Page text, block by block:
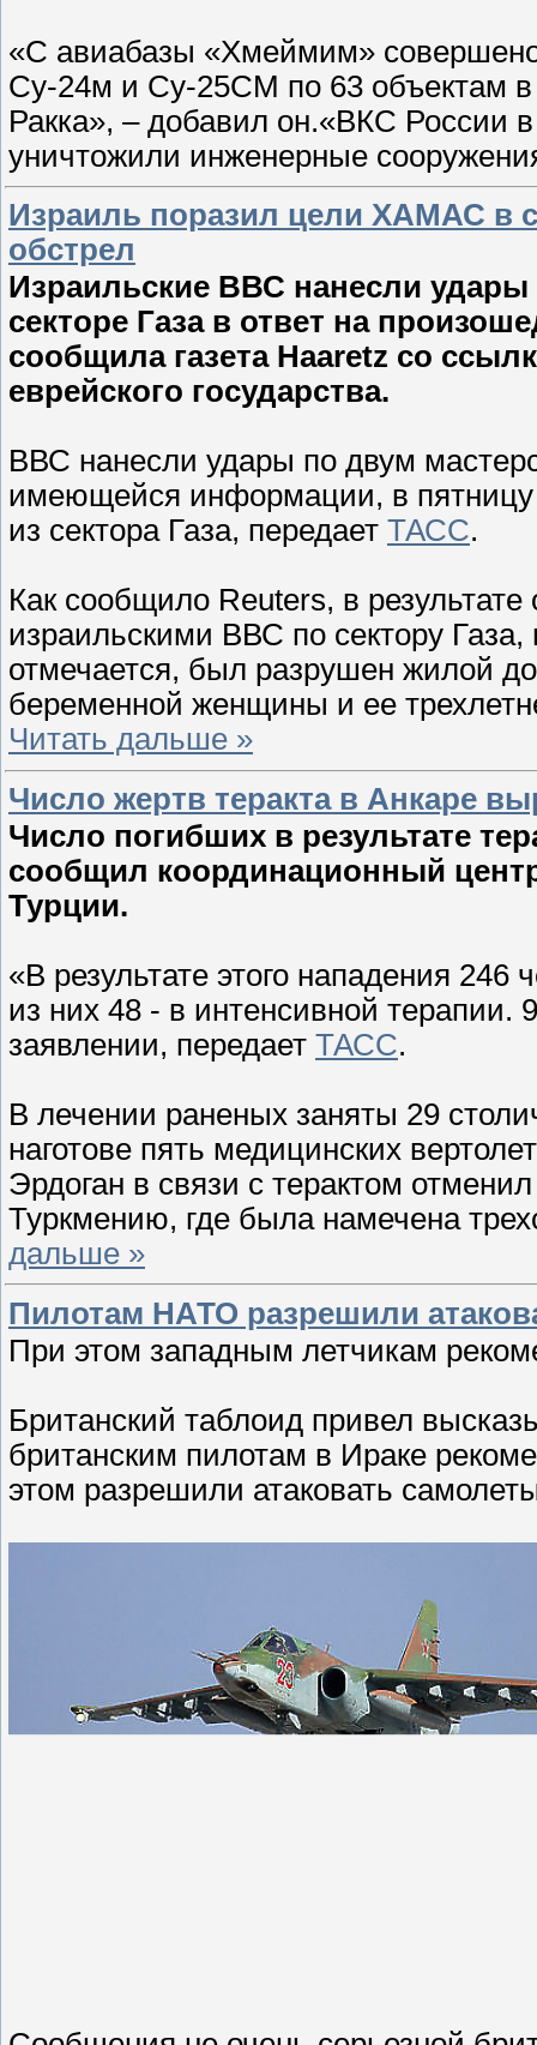
«С авиабазы «Хмеймим»
Су-24м и Су-25СМ по 63 объектам
Ракка», – добавил он.«ВКС России
уничтожили инженерные
Израиль поразил цели ХАМАС в
обстрел
Израильские ВВС нанесли
секторе Газа в ответ на
сообщила газета Haaretz со
еврейского государства.
ВВС нанесли удары по двум
имеющейся информации, в пятницу
из сектора Газа, передает ТАСС.
Как сообщило Reuters, в
израильскими ВВС по сектору
отмечается, был разрушен жилой
беременной женщины и ее
Читать дальше »
Число жертв теракта в Анкаре
Число погибших в результате
сообщил координационный
Турции.
«В результате этого нападения
из них 48 - в интенсивной терапии.
заявлении, передает ТАСС.
В лечении раненых заняты 29
наготове пять медицинских
Эрдоган в связи с терактом
Туркмению, где была намечена
дальше »
Пилотам НАТО разрешили
При этом западным летчикам
Британский таблоид привел
британским пилотам в Ираке
этом разрешили атаковать